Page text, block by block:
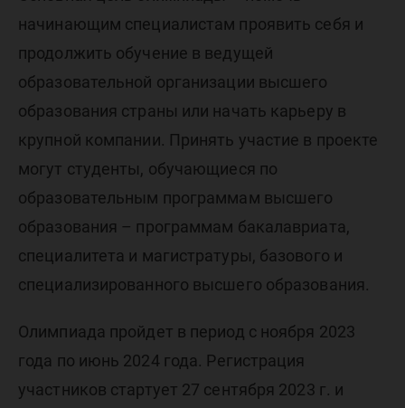
начинающим специалистам проявить себя и
продолжить обучение в ведущей
образовательной организации высшего
образования страны или начать карьеру в
крупной компании. Принять участие в проекте
могут студенты, обучающиеся по
образовательным программам высшего
образования – программам бакалавриата,
специалитета и магистратуры, базового и
специализированного высшего образования.
Олимпиада пройдет в период с ноября 2023
года по июнь 2024 года. Регистрация
участников стартует 27 сентября 2023 г. и